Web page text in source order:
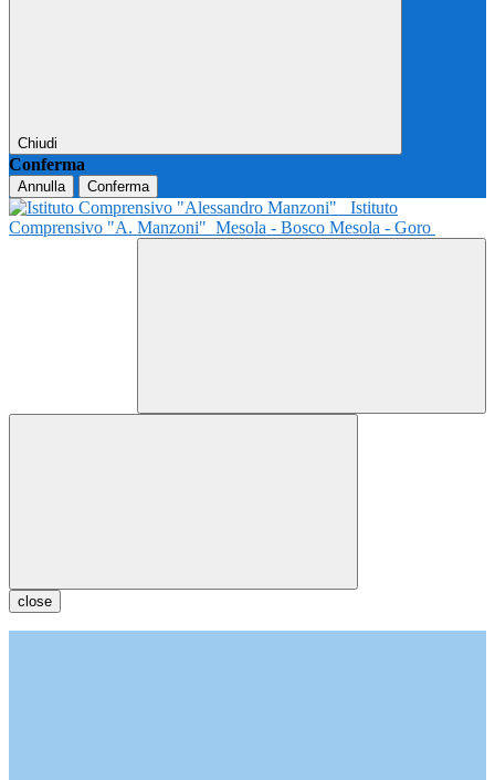
Chiudi
Conferma
Annulla Conferma
Istituto
Comprensivo "A. Manzoni" Mesola - Bosco Mesola - Goro
close